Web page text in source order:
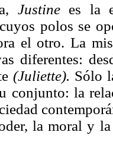
Justinees la
polos se
el otro. La
diferentes:
(Juliette). Sólo
conjunto: la
la moral y